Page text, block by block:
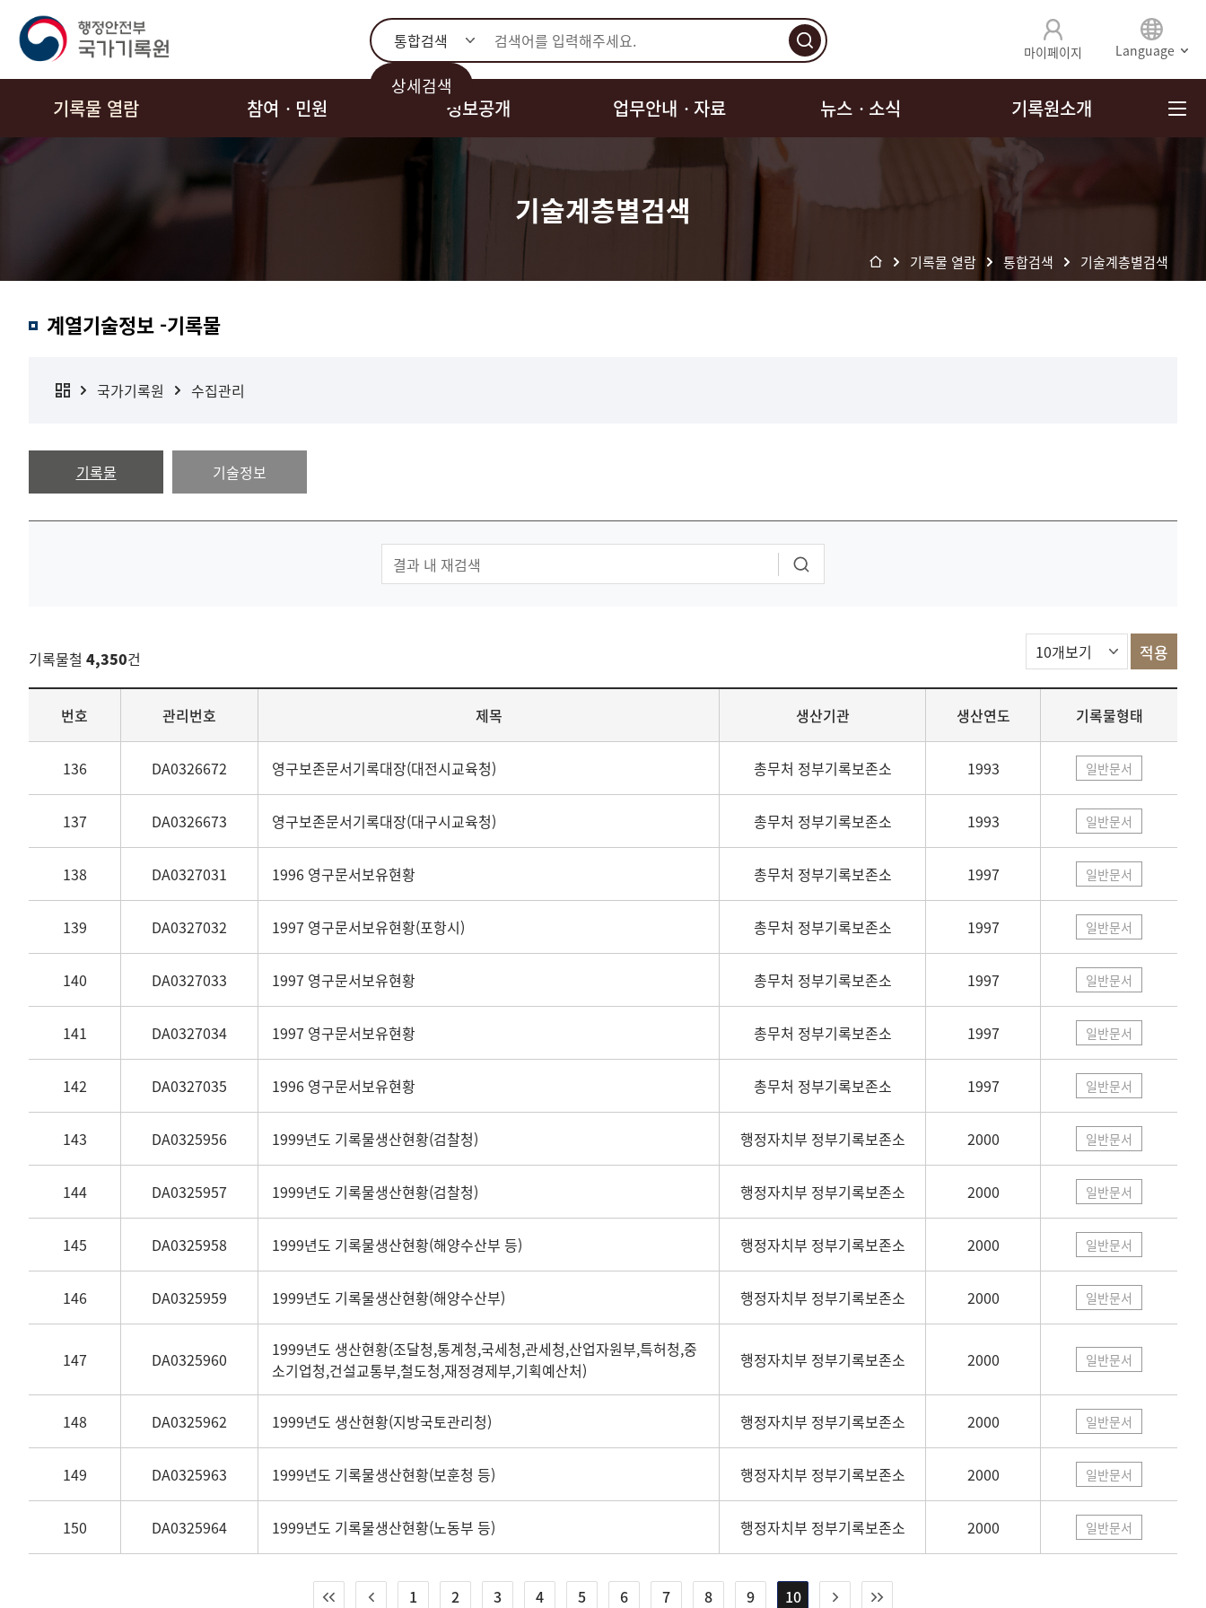
통합검색
상세검색
마이페이지 Language
기록물 열람 참여ㆍ민원 정보공개 업무안내ㆍ자료 뉴스ㆍ소식 기록원소개
기술계층별검색
기록물 열람 통합검색 기술계층별검색
계열기술정보 -기록물
국가기록원 수집관리
기록물 기술정보
기록물철 4,350건
번호 관리번호 제목 생산기관 생산연도 기록물형태
136 DA0326672 영구보존문서기록대장(대전시교육청) 총무처 정부기록보존소 1993 일반문서
137 DA0326673 영구보존문서기록대장(대구시교육청) 총무처 정부기록보존소 1993 일반문서
138 DA0327031 1996 영구문서보유현황 총무처 정부기록보존소 1997 일반문서
139 DA0327032 1997 영구문서보유현황(포항시) 총무처 정부기록보존소 1997 일반문서
140 DA0327033 1997 영구문서보유현황 총무처 정부기록보존소 1997 일반문서
141 DA0327034 1997 영구문서보유현황 총무처 정부기록보존소 1997 일반문서
142 DA0327035 1996 영구문서보유현황 총무처 정부기록보존소 1997 일반문서
143 DA0325956 1999년도 기록물생산현황(검찰청) 행정자치부 정부기록보존소 2000 일반문서
144 DA0325957 1999년도 기록물생산현황(검찰청) 행정자치부 정부기록보존소 2000 일반문서
145 DA0325958 1999년도 기록물생산현황(해양수산부 등) 행정자치부 정부기록보존소 2000 일반문서
146 DA0325959 1999년도 기록물생산현황(해양수산부) 행정자치부 정부기록보존소 2000 일반문서
147 DA0325960
1999년도 생산현황(조달청,통계청,국세청,관세청,산업자원부,특허청,중
소기업청,건설교통부,철도청,재정경제부,기획예산처)
행정자치부 정부기록보존소 2000 일반문서
148 DA0325962 1999년도 생산현황(지방국토관리청) 행정자치부 정부기록보존소 2000 일반문서
149 DA0325963 1999년도 기록물생산현황(보훈청 등) 행정자치부 정부기록보존소 2000 일반문서
150 DA0325964 1999년도 기록물생산현황(노동부 등) 행정자치부 정부기록보존소 2000 일반문서
1 2 3 4 5 6 7 8 9 10